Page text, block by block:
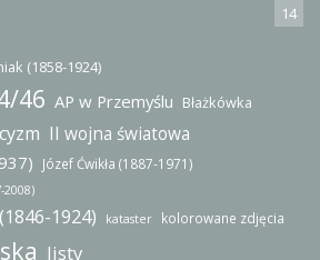
14
(1858-1924)
46 AP w Przemyślu Błażkówka
II wojna światowa
Józef Ćwikła (1887-1971)
1924) kataster kolorowane zdjęcia
listy